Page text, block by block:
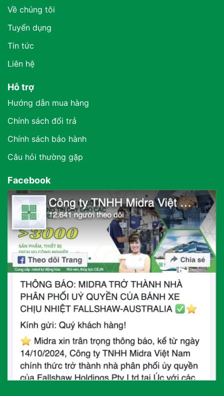
Về chúng tôi
Tuyển dụng
Tin tức
Liên hệ
Hỗ trợ
Hướng dẫn mua hàng
Chính sách đổi trả
Chính sách bảo hành
Câu hỏi thường gặp
Facebook